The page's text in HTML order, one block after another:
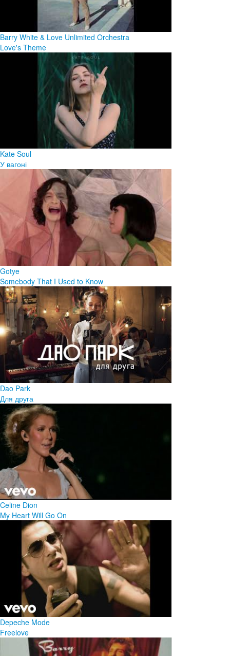
Barry White & Love Unlimited Orchestra
Love's Theme
Kate Soul
У вагоні
Gotye
Somebody That I Used to Know
Dao Park
Для друга
Celine Dion
My Heart Will Go On
Depeche Mode
Freelove